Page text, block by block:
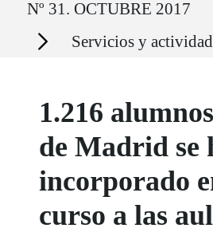
Nº 31. OCTUBRE 2017
Secciones Servicios y
1.216
de Madrid se
incorporado
curso a las